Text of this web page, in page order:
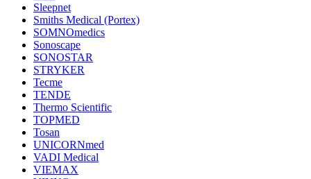
Sleepnet
Smiths Medical (Portex)
SOMNOmedics
Sonoscape
SONOSTAR
STRYKER
Tecme
TENDE
Thermo Scientific
TOPMED
Tosan
UNICORNmed
VADI Medical
VIEMAX